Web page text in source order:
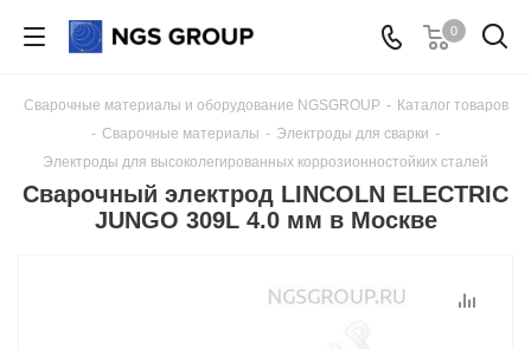
0
Сварочные материалы и оборудование NGSGROUP - Каталог товаров
- Сварочные материалы - Электроды для сварки -
Электроды для высоколегированных коррозионностойких сталей
Сварочный электрод LINCOLN ELECTRIC
JUNGO 309L 4.0 мм в Москве